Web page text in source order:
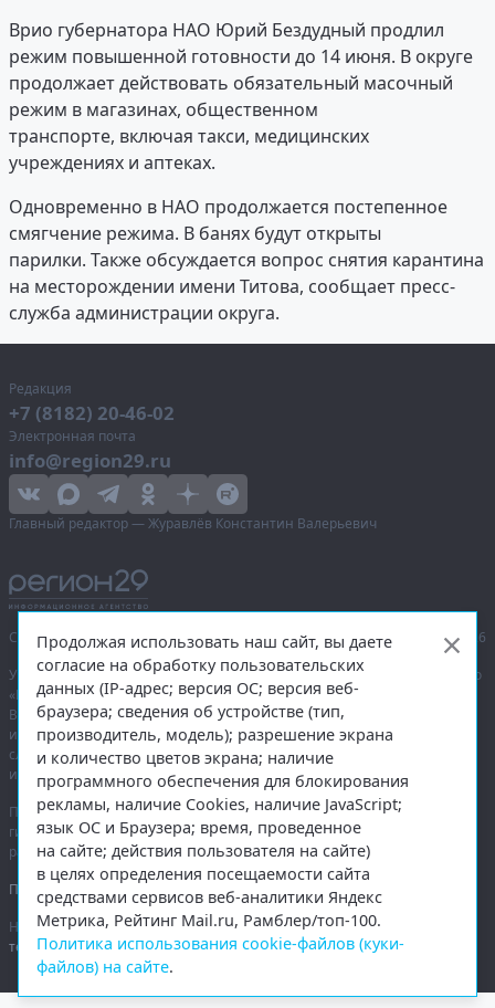
Врио губернатора НАО Юрий Бездудный продлил
режим повышенной готовности до 14 июня. В округе
продолжает действовать обязательный масочный
режим в магазинах, общественном
транспорте, включая такси, медицинских
учреждениях и аптеках.
Одновременно в НАО продолжается постепенное
смягчение режима. В банях будут открыты
парилки. Также обсуждается вопрос снятия карантина
на месторождении имени Титова, сообщает пресс-
служба администрации округа.
Редакция
+7 (8182) 20-46-02
Электронная почта
info@region29.ru
Главный редактор — Журавлёв Константин Валерьевич
Сетевое издание «Информационное агентство Регион 29»,
© 2016–2026
Учредитель — общество с ограниченной ответственностью «Агентство
«Правда Севера».
Выписка из реестра зарегистрированных средств массовой
информации:ЭЛ № ФС 77-74226от 09.11.2018 выдано Федеральной
службой по надзору в сфере связи, информационных технологий
и массовых коммуникаций (Роскомнадзор).
При полном или частичном использовании любых материалов
гиперссылка на region29.ruобязательна. Копирование материалов без
разрешения администрации сайта запрещено.
Правовая информация
На информационном ресурсе применяютсярекомендательные
технологии.
Продолжая использовать наш сайт, вы даете
согласие на обработку пользовательских
данных (IP-адрес; версия ОС; версия веб-
браузера; сведения об устройстве (тип,
производитель, модель); разрешение экрана
и количество цветов экрана; наличие
программного обеспечения для блокирования
рекламы, наличие Cookies, наличие JavaScript;
язык ОС и Браузера; время, проведенное
на сайте; действия пользователя на сайте)
в целях определения посещаемости сайта
средствами сервисов веб-аналитики Яндекс
Метрика, Рейтинг Mail.ru, Рамблер/топ-100.
Политика использования cookie-файлов (куки-
файлов) на сайте.